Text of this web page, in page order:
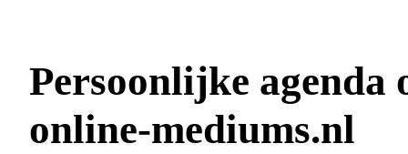
Persoonlijke
online-mediums.nl